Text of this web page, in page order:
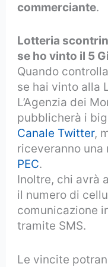
commerciante.
Lotteria
se ho vinto il 5
Quando
se hai vinto alla
L’Agenzia dei
pubblicherà i
Canale Twitter,
riceveranno una
PEC.
Inoltre, chi avrà
il numero di
comunicazione
tramite SMS.
Le vincite